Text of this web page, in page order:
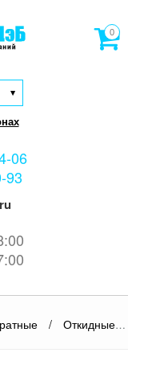
06
93
0
/ Откидные